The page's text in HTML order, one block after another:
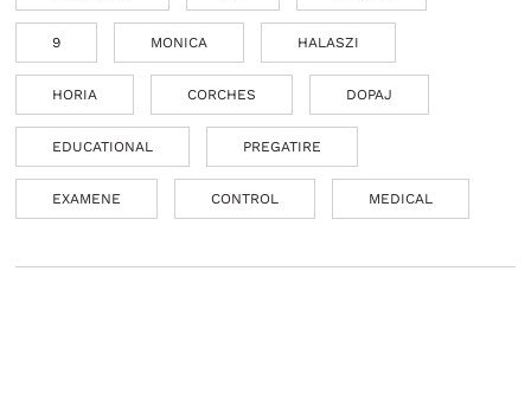
9 MONICA HALASZI
HORIA CORCHES DOPAJ
EDUCATIONAL PREGATIRE
EXAMENE CONTROL MEDICAL